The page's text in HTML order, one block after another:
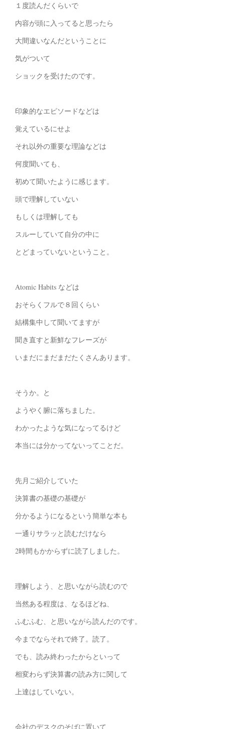
１度読んだくらいで
内容が頭に入ってると思ったら
大間違いなんだということに
気がついて
ショックを受けたのです。
印象的なエピソードなどは
覚えているにせよ
それ以外の重要な理論などは
何度聞いても、
初めて聞いたように感じます。
頭で理解していない
もしくは理解しても
スルーしていて自分の中に
とどまっていないということ。
Atomic Habits などは
おそらくフルで８回くらい
結構集中して聞いてますが
聞き直すと新鮮なフレーズが
いまだにまだまだたくさんあります。
そうか。と
ようやく腑に落ちました。
わかったような気になってるけど
本当には分かってないってことだ。
先月ご紹介していた
決算書の基礎の基礎が
分かるようになるという簡単な本も
一通りサラッと読むだけなら
2時間もかからずに読了しました。
理解しよう、と思いながら読むので
当然ある程度は、なるほどね、
ふむふむ、と思いながら読んだのです。
今までならそれで終了。読了。
でも、読み終わったからといって
相変わらず決算書の読み方に関して
上達はしていない。
会社のデスクのそばに置いて